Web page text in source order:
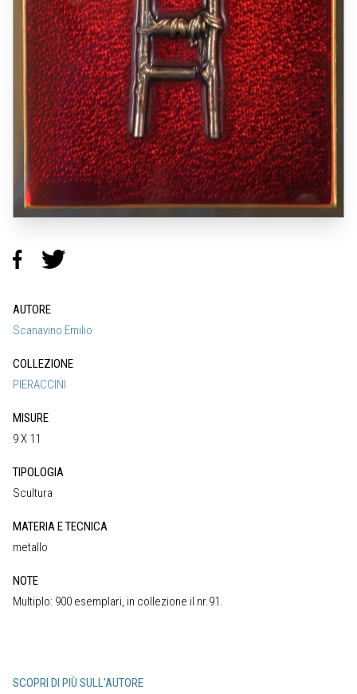
AUTORE
Scanavino Emilio
COLLEZIONE
PIERACCINI
MISURE
9 X 11
TIPOLOGIA
Scultura
MATERIA E TECNICA
metallo
NOTE
Multiplo: 900 esemplari, in collezione il nr.91.
SCOPRI DI PIÙ SULL'AUTORE